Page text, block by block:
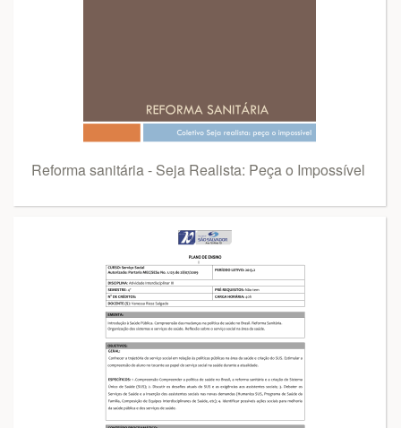
Reforma sanitária - Seja Realista: Peça o Impossível